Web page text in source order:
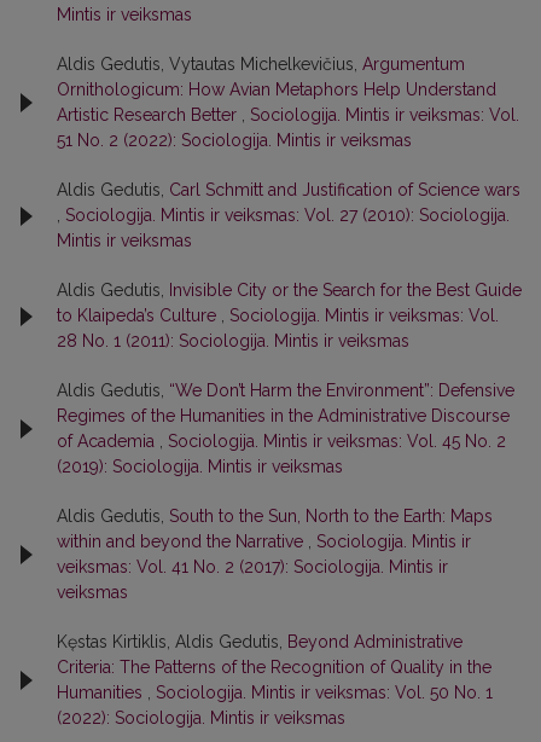
Mintis ir veiksmas
Aldis Gedutis, Vytautas Michelkevičius, Argumentum
Ornithologicum: How Avian Metaphors Help Understand
Artistic Research Better
Sociologija. Mintis ir veiksmas: Vol.
51 No. 2 (2022): Sociologija. Mintis ir veiksmas
Aldis Gedutis, Carl Schmitt and Justification of Science wars
Sociologija. Mintis ir veiksmas: Vol. 27 (2010): Sociologija.
Mintis ir veiksmas
Aldis Gedutis,
Invisible City or the Search for the Best Guide
to Klaipeda’s Culture
Sociologija. Mintis ir veiksmas: Vol.
28 No. 1 (2011): Sociologija. Mintis ir veiksmas
Aldis Gedutis, “We Don’t Harm the Environment”: Defensive
Regimes of the Humanities in the Administrative Discourse
of Academia
Sociologija. Mintis ir veiksmas: Vol. 45 No. 2
(2019): Sociologija. Mintis ir veiksmas
Aldis Gedutis, South to the Sun, North to the Earth: Maps
within and beyond the Narrative
Sociologija. Mintis ir
veiksmas: Vol. 41 No. 2 (2017): Sociologija. Mintis ir
veiksmas
Kęstas Kirtiklis, Aldis Gedutis,
Beyond Administrative
Criteria: The Patterns of the Recognition of Quality in the
Humanities
Sociologija. Mintis ir veiksmas: Vol. 50 No. 1
(2022): Sociologija. Mintis ir veiksmas